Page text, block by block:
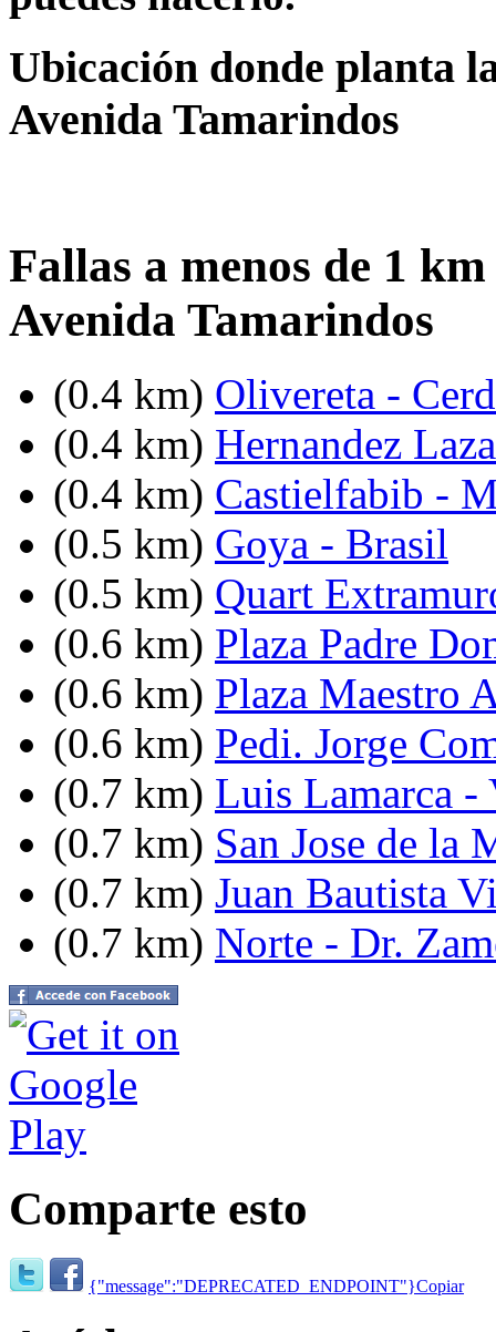
Ubicación donde planta
Avenida Tamarindos
Fallas a menos de 1
Avenida Tamarindos
(0.4 km) Olivereta -
(0.4 km) Hernandez
(0.4 km) Castielfabib -
(0.5 km) Goya - Brasil
(0.5 km) Quart
(0.6 km) Plaza Padre
(0.6 km) Plaza Maestro
(0.6 km) Pedi. Jorge
(0.7 km) Luis Lamarca -
(0.7 km) San Jose de la
(0.7 km) Juan Bautista
(0.7 km) Norte - Dr.
Comparte esto
{"message":"DEPRECATED_ENDPOINT"}Copiar